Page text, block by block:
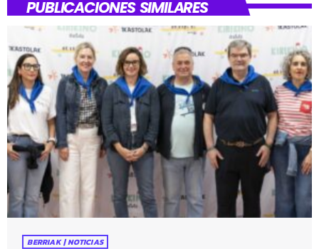
PUBLICACIONES SIMILARES
BERRIAK | NOTICIAS